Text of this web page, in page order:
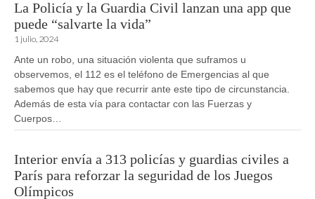
La Policía y la Guardia Civil lanzan una app que
puede “salvarte la vida”
1 julio, 2024
Ante un robo, una situación violenta que suframos u
observemos, el 112 es el teléfono de Emergencias al que
sabemos que hay que recurrir ante este tipo de circunstancia.
Además de esta vía para contactar con las Fuerzas y
Cuerpos…
Interior envía a 313 policías y guardias civiles a
París para reforzar la seguridad de los Juegos
Olímpicos